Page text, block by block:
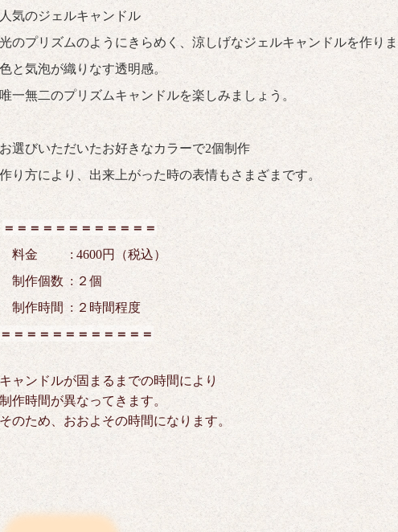
人気のジェルキャンドル
光のプリズムのようにきらめく、涼しげなジェルキャンドルを作り
色と気泡が織りなす透明感。
唯一無二のプリズムキャンドルを楽しみましょう。
お選びいただいたお好きなカラーで2個制作
作り方により、出来上がった時の表情もさまざまです。
＝＝＝＝＝＝＝＝＝＝＝＝
料金 : 4600円（税込）
制作個数 : ２個
制作時間 : ２時間程度
＝＝＝＝＝＝＝＝＝＝＝＝
キャンドルが固まるまでの時間により
制作時間が異なってきます。
そのため、おおよその時間になります。